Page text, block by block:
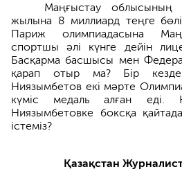
Маңғыстау облысының
жылына 8 миллиард теңге
Париж олимпиадасына
спортшы әлі күнге дейін
Басқарма басшысы мен
қарап отыр ма? Бір
Ниязымбетов екі мәрте
күміс медаль алған еді.
Ниязымбетовке боксқа
істеміз?
Қазақстан